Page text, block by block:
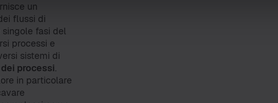
un
flussi di
fasi del
processi e
sistemi di
processi.
in particolare